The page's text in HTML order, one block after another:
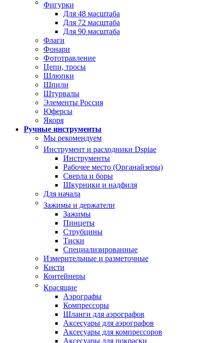
Фигурки
Для 48 масштаба
Для 72 масштаба
Для 90 масштаба
Флаги
Фонари
Фототравление
Цепи, тросы
Шлюпки
Шпили
Штурвалы
Элементы Россия
Юферсы
Якоря
Ручные инструменты
Мы рекомендуем
Инструмент и расходники Dspiae
Инструменты
Рабочее место (Органайзеры)
Сверла и боры
Шкурники и надфиля
Для начала
Зажимы и держатели
Зажимы
Пинцеты
Струбцины
Тиски
Специализированные
Измерительные и разметочные
Кисти
Контейнеры
Красящие
Аэрографы
Компрессоры
Шланги для аэрографов
Аксесуары для аэрографов
Аксесуары для компрессоров
Аксесуары для покраски